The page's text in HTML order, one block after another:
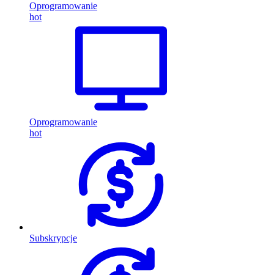
Oprogramowanie
hot
Oprogramowanie
hot
Subskrypcje